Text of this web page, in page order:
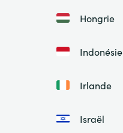
Hongrie
Indonésie
Irlande
Israël